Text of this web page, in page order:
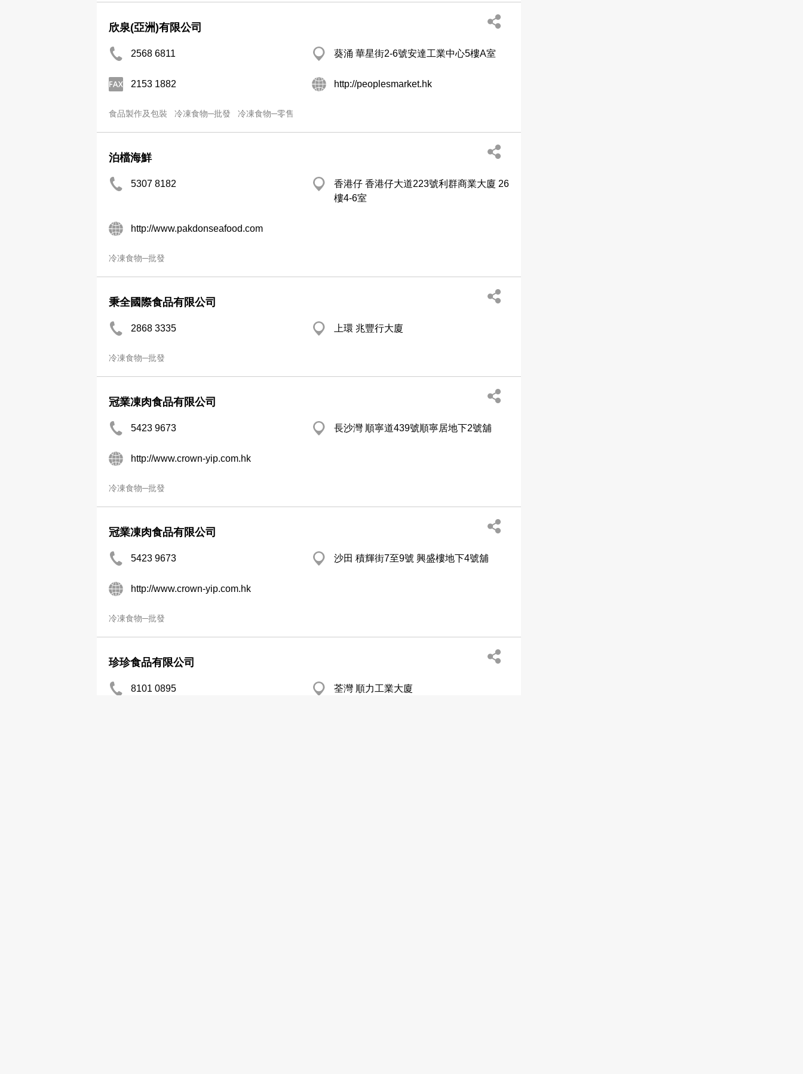
欣泉(亞洲)有限公司
2568 6811 葵涌 華星街2-6號安達工業中心5樓A室
2153 1882 http://peoplesmarket.hk
食品製作及包裝 冷凍食物─批發 冷凍食物─零售
泊檔海鮮
5307 8182
香港仔 香港仔大道223號利群商業大廈 26
樓4-6室
http://www.pakdonseafood.com
冷凍食物─批發
秉全國際食品有限公司
2868 3335 上環 兆豐行大廈
冷凍食物─批發
冠業凍肉食品有限公司
5423 9673 長沙灣 順寧道439號順寧居地下2號舖
http://www.crown-yip.com.hk
冷凍食物─批發
冠業凍肉食品有限公司
5423 9673 沙田 積輝街7至9號 興盛樓地下4號舖
http://www.crown-yip.com.hk
冷凍食物─批發
珍珍食品有限公司
8101 0895 荃灣 順力工業大廈